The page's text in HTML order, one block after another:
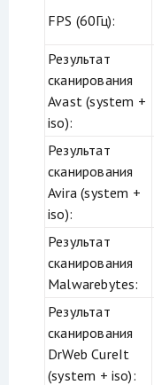
FPS (60Гц):
Результат
сканирования
Avast (system +
iso):
Результат
сканирования
Avira (system +
iso):
Результат
сканирования
Malwarebytes:
Результат
сканирования
DrWeb CureIt
(system + iso):